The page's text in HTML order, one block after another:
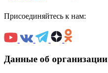
Присоединяйтесь к нам:
Данные об организации